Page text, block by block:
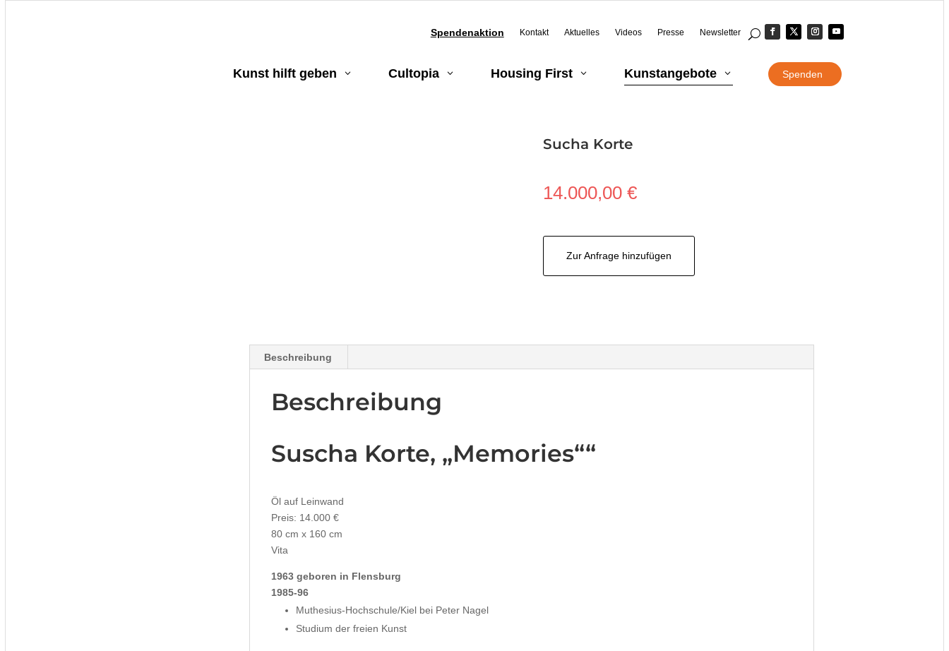
Spendenaktion Kontakt Aktuelles Videos Presse Newsletter
Kunst hilft geben 3 Cultopia 3 Housing First 3 Kunstangebote 3 Spenden
Sucha Korte
14.000,00€
Zur Anfrage hinzufügen
Beschreibung
Beschreibung
Suscha Korte, „Memories““
Öl auf Leinwand
Preis: 14.000 €
80 cm x 160 cm
Vita
1963 geboren in Flensburg
1985-96
Muthesius-Hochschule/Kiel bei Peter Nagel
Studium der freien Kunst